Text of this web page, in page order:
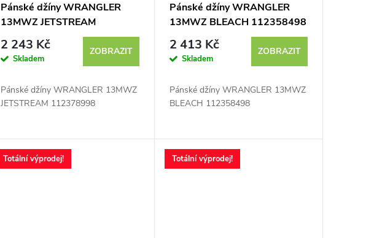
Pánské džíny WRANGLER
13MWZ JETSTREAM
112378998 - výprodej
2 243 Kč
Skladem
ZOBRAZIT
Pánské džíny WRANGLER 13MWZ
JETSTREAM 112378998
Pánské džíny WRANGLER
13MWZ BLEACH 112358498
- výprodej
2 413 Kč
Skladem
ZOBRAZIT
Pánské džíny WRANGLER 13MWZ
BLEACH 112358498
Totální výprodej! Totální výprodej!